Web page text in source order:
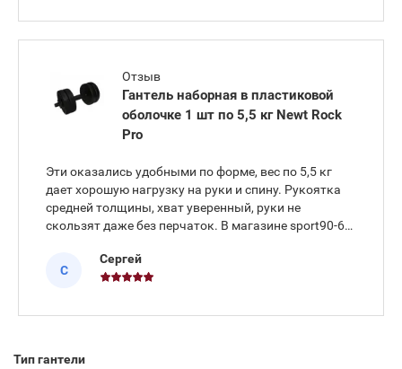
Отзыв
Гантель наборная в пластиковой
оболочке 1 шт по 5,5 кг Newt Rock
Pro
Эти оказались удобными по форме, вес по 5,5 кг
дает хорошую нагрузку на руки и спину. Рукоятка
средней толщины, хват уверенный, руки не
скользят даже без перчаток. В магазине sport90-60-
тренируюсь, и подсказал, какой вес брать, чтобы не
С
Сергей
Тип гантели